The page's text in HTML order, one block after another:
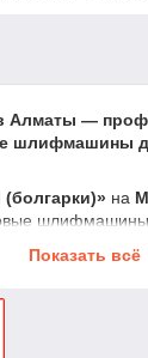
Алматы —
шлифмашины
на
шлифмашины
В наличии
Показать всё